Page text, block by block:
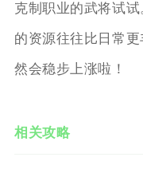
克制职业的武将试
的资源往往比日常
然会稳步上涨啦！
相关攻略